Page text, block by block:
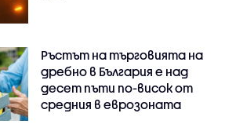
Ръстът на търговията на
дребно в България е над
десет пъти по-висок от
средния в еврозоната